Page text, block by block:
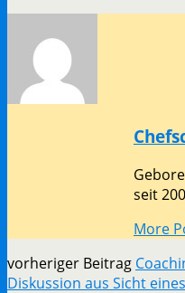
seit
More
vorheriger Beitrag
Diskussion aus Sicht